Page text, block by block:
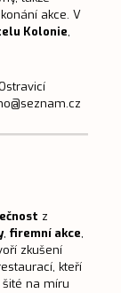
akce. V
Kolonie,
z
, firemní akce,
zkušení
kteří
na míru